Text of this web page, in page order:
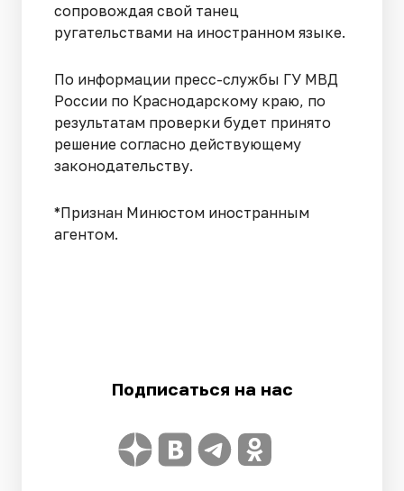
сопровождая свой танец
ругательствами на иностранном языке.
По информации пресс-службы ГУ МВД
России по Краснодарскому краю, по
результатам проверки будет принято
решение согласно действующему
законодательству.
*Признан Минюстом иностранным
агентом.
Подписаться на нас